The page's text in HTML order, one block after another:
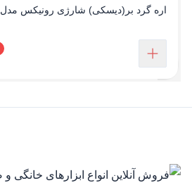
اره گرد بر(دیسکی) شارژی رونیکس مدل 8609